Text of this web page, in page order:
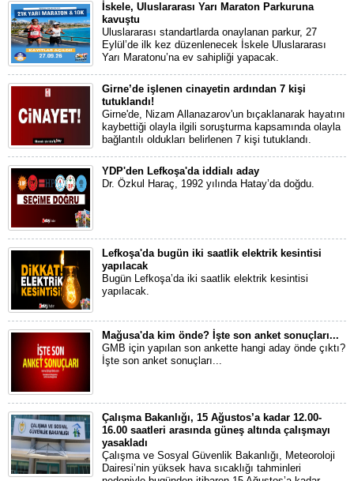
İskele, Uluslararası Yarı Maraton Parkuruna
kavuştu
Uluslararası standartlarda onaylanan parkur, 27
Eylül’de ilk kez düzenlenecek İskele Uluslararası
Yarı Maratonu’na ev sahipliği yapacak.
Girne’de işlenen cinayetin ardından 7 kişi
tutuklandı!
Girne'de, Nizam Allanazarov'un bıçaklanarak hayatını
kaybettiği olayla ilgili soruşturma kapsamında olayla
bağlantılı oldukları belirlenen 7 kişi tutuklandı.
YDP'den Lefkoşa'da iddialı aday
Dr. Özkul Haraç, 1992 yılında Hatay’da doğdu.
Lefkoşa'da bugün iki saatlik elektrik kesintisi
yapılacak
Bugün Lefkoşa’da iki saatlik elektrik kesintisi
yapılacak.
Mağusa'da kim önde? İşte son anket sonuçları...
GMB için yapılan son ankette hangi aday önde çıktı?
İşte son anket sonuçları...
Çalışma Bakanlığı, 15 Ağustos’a kadar 12.00-
16.00 saatleri arasında güneş altında çalışmayı
yasakladı
Çalışma ve Sosyal Güvenlik Bakanlığı, Meteoroloji
Dairesi’nin yüksek hava sıcaklığı tahminleri